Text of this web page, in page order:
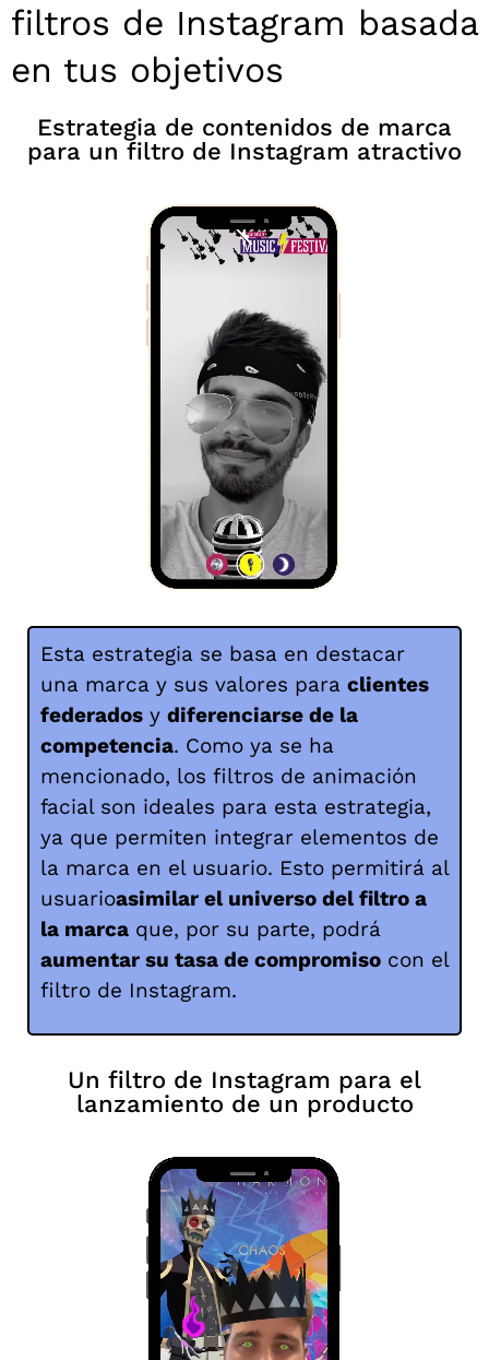
filtros de Instagram basada
en tus objetivos
Estrategia de contenidos de marca
para un filtro de Instagram atractivo
Esta estrategia se basa en destacar
una marca y sus valores para clientes
federados y diferenciarse de la
competencia. Como ya se ha
mencionado, los filtros de animación
facial son ideales para esta estrategia,
ya que permiten integrar elementos de
la marca en el usuario. Esto permitirá al
usuarioasimilar el universo del filtro a
la marca que, por su parte, podrá
aumentar su tasa de compromiso con el
filtro de Instagram.
Un filtro de Instagram para el
lanzamiento de un producto